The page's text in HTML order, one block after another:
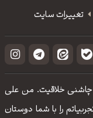
تغییرات سایت
چاشنی خلاقیت. من علی
را با شما دوستان